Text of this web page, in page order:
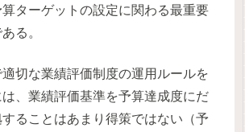
ターゲットの設定に関わる最重要
る。
切な業績評価制度の運用ルールを
、業績評価基準を予算達成度にだ
ることはあまり得策ではない（予